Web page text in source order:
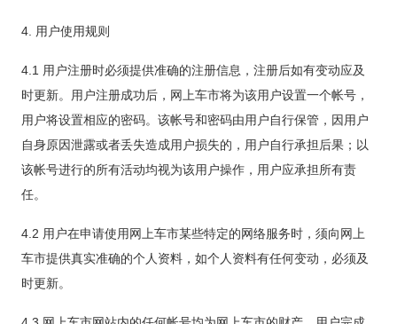
4. 用户使用规则
4.1 用户注册时必须提供准确的注册信息，注册后如有变动应及
时更新。用户注册成功后，网上车市将为该用户设置一个帐号，
用户将设置相应的密码。该帐号和密码由用户自行保管，因用户
自身原因泄露或者丢失造成用户损失的，用户自行承担后果；以
该帐号进行的所有活动均视为该用户操作，用户应承担所有责
任。
4.2 用户在申请使用网上车市某些特定的网络服务时，须向网上
车市提供真实准确的个人资料，如个人资料有任何变动，必须及
时更新。